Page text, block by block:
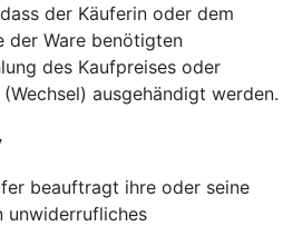
der Käuferin oder dem
der Ware benötigten
des Kaufpreises oder
ausgehändigt werden.
beauftragt ihre oder seine
unwiderrufliches